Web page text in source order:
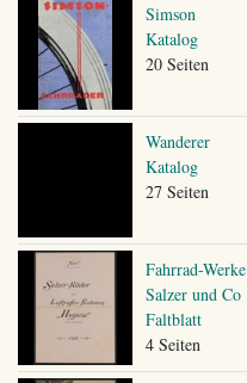
Simson
Katalog
20 Seiten
Wanderer
Katalog
27 Seiten
Fahrrad-Werke
Salzer und Co
Faltblatt
4 Seiten